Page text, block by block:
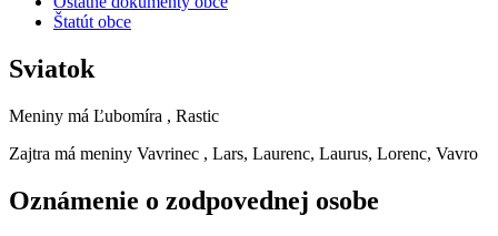
Štatút obce
Sviatok
Meniny má Ľubomíra , Rastic
Zajtra má meniny Vavrinec , Lars, Laurenc, Laurus, Lorenc, Vavro
Oznámenie o zodpovednej osobe